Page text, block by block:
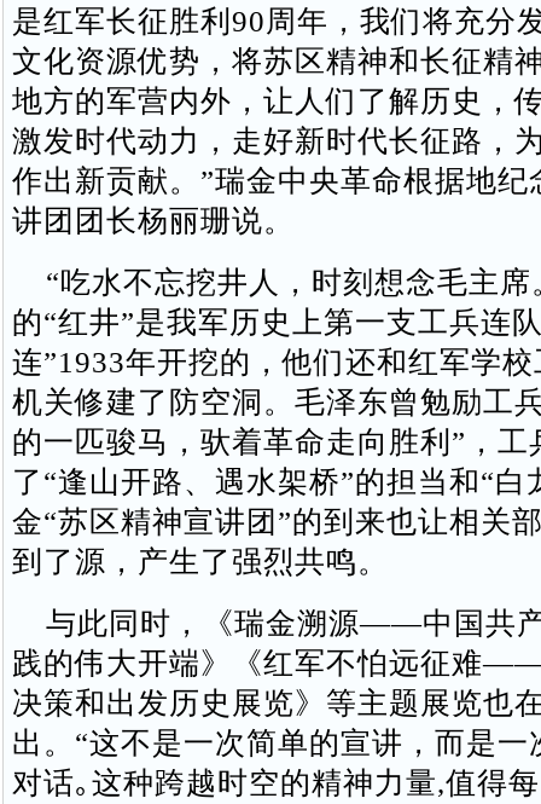
是红军长征胜利90周年，我们将充分
文化资源优势，将苏区精神和长征精
地方的军营内外，让人们了解历史，
激发时代动力，走好新时代长征路，
作出新贡献。”瑞金中央革命根据地纪
讲团团长杨丽珊说。
“吃水不忘挖井人，时刻想念毛主席
的“红井”是我军历史上第一支工兵连
连”1933年开挖的，他们还和红军学
机关修建了防空洞。毛泽东曾勉励工
的一匹骏马，驮着革命走向胜利”，工
了“逢山开路、遇水架桥”的担当和“白
金“苏区精神宣讲团”的到来也让相关
到了源，产生了强烈共鸣。
与此同时，《瑞金溯源——中国共
践的伟大开端》《红军不怕远征难
决策和出发历史展览》等主题展览也
出。“这不是一次简单的宣讲，而是一
对话｡这种跨越时空的精神力量,值得